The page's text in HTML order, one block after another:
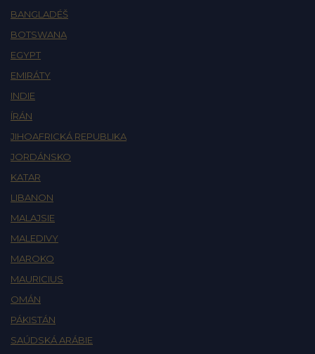
BANGLADÉŠ
BOTSWANA
EGYPT
EMIRÁTY
INDIE
ÍRÁN
JIHOAFRICKÁ REPUBLIKA
JORDÁNSKO
KATAR
LIBANON
MALAJSIE
MALEDIVY
MAROKO
MAURICIUS
OMÁN
PÁKISTÁN
SAÚDSKÁ ARÁBIE